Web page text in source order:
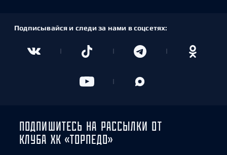
Подписывайся и следи за нами в соцсетях:
ПОДПИШИТЕСЬ НА РАССЫЛКИ ОТ
КЛУБА ХК «ТОРПЕДО»